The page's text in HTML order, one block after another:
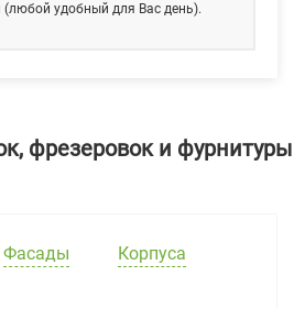
(любой удобный для Вас день).
фрезеровок и фурнитуры
Фасады Корпуса